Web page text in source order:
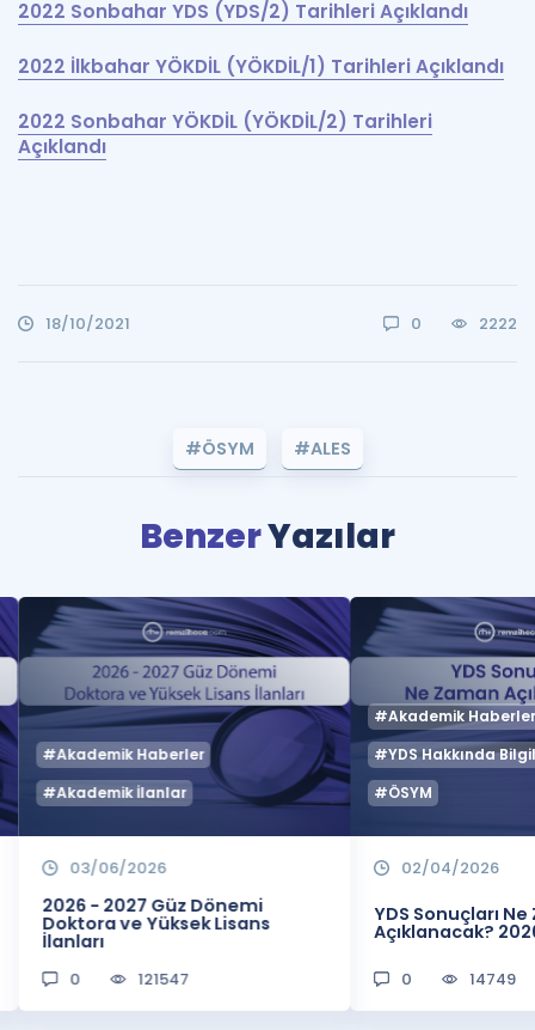
2022 Sonbahar YDS (YDS/2) Tarihleri Açıklandı
2022 İlkbahar YÖKDİL (YÖKDİL/1) Tarihleri Açıklandı
2022 Sonbahar YÖKDİL (YÖKDİL/2) Tarihleri
Açıklandı
18/10/2021 0 2222
#ÖSYM #ALES
BenzerYazılar
#Akademik Haberler
#Akademik İlanlar
03/06/2026
2026 - 2027 Güz Dönemi
Doktora ve Yüksek Lisans
İlanları
0 121547
#Akademik
#YDS Hakkında
#ÖSYM
02/04/2026
YDS Sonuçları
Açıklanacak?
0 14749